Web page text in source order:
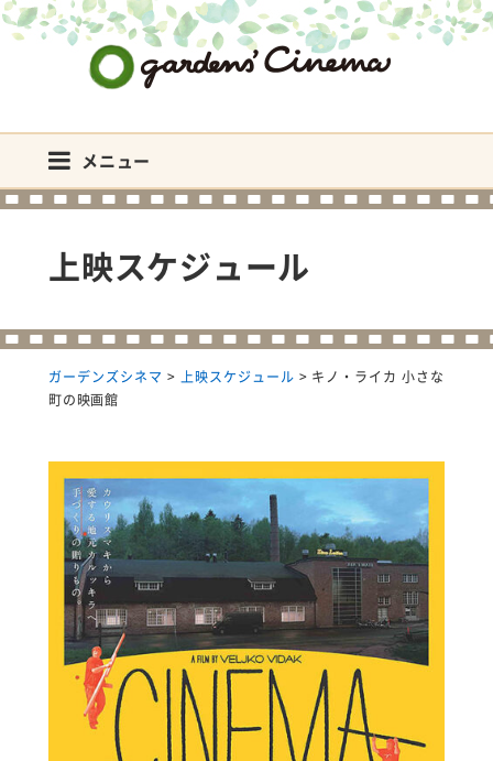
メニュー
上映スケジュール
ガーデンズシネマ > 上映スケジュール > キノ・ライカ 小さな
町の映画館